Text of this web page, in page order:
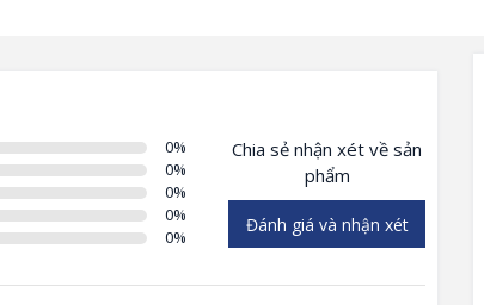
0%
0%
0%
0%
0%
Chia sẻ nhận xét về sản
phẩm
Đánh giá và nhận xét